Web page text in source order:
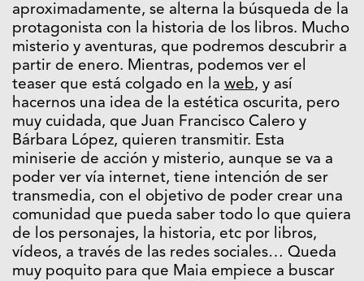
aproximadamente, se alterna la búsqueda de la
protagonista con la historia de los libros. Mucho
misterio y aventuras, que podremos descubrir a
partir de enero. Mientras, podemos ver el
teaser que está colgado en la web, y así
hacernos una idea de la estética oscurita, pero
muy cuidada, que Juan Francisco Calero y
Bárbara López, quieren transmitir. Esta
miniserie de acción y misterio, aunque se va a
poder ver vía internet, tiene intención de ser
transmedia, con el objetivo de poder crear una
comunidad que pueda saber todo lo que quiera
de los personajes, la historia, etc por libros,
vídeos, a través de las redes sociales… Queda
muy poquito para que Maia empiece a buscar